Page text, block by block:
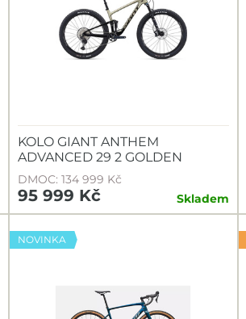
KOLO GIANT ANTHEM
ADVANCED 29 2 GOLDEN
DMOC: 134 999 Kč
95 999 Kč Skladem
NOVINKA